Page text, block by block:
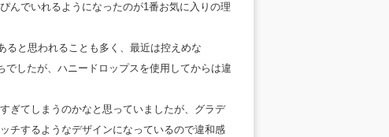
んでいれるようになったのが1番お気に入りの理
ると思われることも多く、最近は控えめな
したが、ハニードロップスを使用してからは違
ぎてしまうのかなと思っていましたが、グラデ
チするようなデザインになっているので違和感